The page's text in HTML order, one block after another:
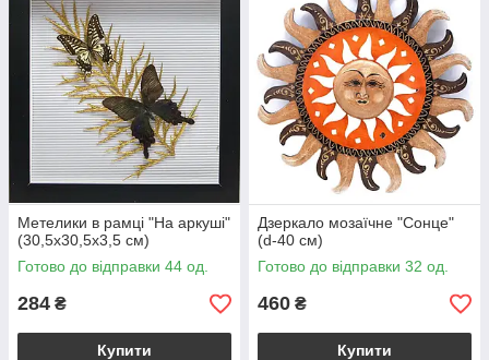
Метелики в рамці "На аркуші"
(30,5х30,5х3,5 см)
Готово до відправки 44 од.
284 ₴
Купити
Дзеркало мозаїчне "Сонце"
(d-40 cм)
Готово до відправки 32 од.
460 ₴
Купити